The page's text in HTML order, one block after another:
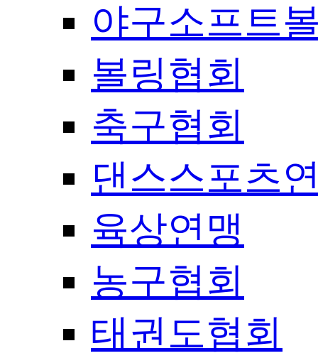
야구소프트
볼링협회
축구협회
댄스스포츠
육상연맹
농구협회
태권도협회